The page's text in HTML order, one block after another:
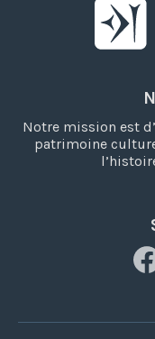
Notre mission est
patrimoine